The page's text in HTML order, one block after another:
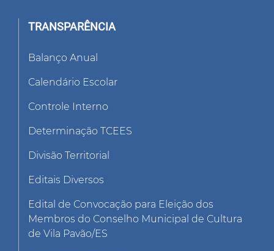
TRANSPARÊNCIA
Balanço Anual
Calendário Escolar
Controle Interno
Determinação TCEES
Divisão Territorial
Editais Diversos
Edital de Convocação para Eleição dos
Membros do Conselho Municipal de Cultura
de Vila Pavão/ES